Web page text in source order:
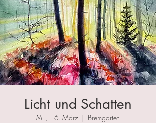
Licht und Schatten
Mi., 16. März
  |
Bremgarten